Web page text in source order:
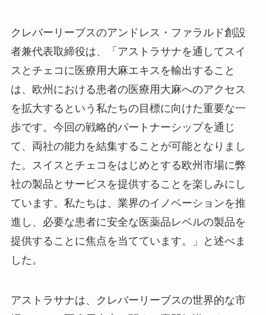
クレバーリーブスのアンドレス・ファラルド創設
者兼代表取締役は、「アストラサナを通してスイ
スとチェコに医療用大麻エキスを輸出すること
は、欧州における患者の医療用大麻へのアクセス
を拡大するという私たちの目標に向けた重要な一
歩です。今回の戦略的パートナーシップを通じ
て、両社の能力を結集することが可能となりまし
た。スイスとチェコをはじめとする欧州市場に弊
社の製品とサービスを提供することを楽しみにし
ています。私たちは、業界のイノベーションを推
進し、必要な患者に安全な医薬品レベルの製品を
提供することに焦点を当てています。」と述べま
した。
アストラサナは、クレバーリーブスの世界的な市